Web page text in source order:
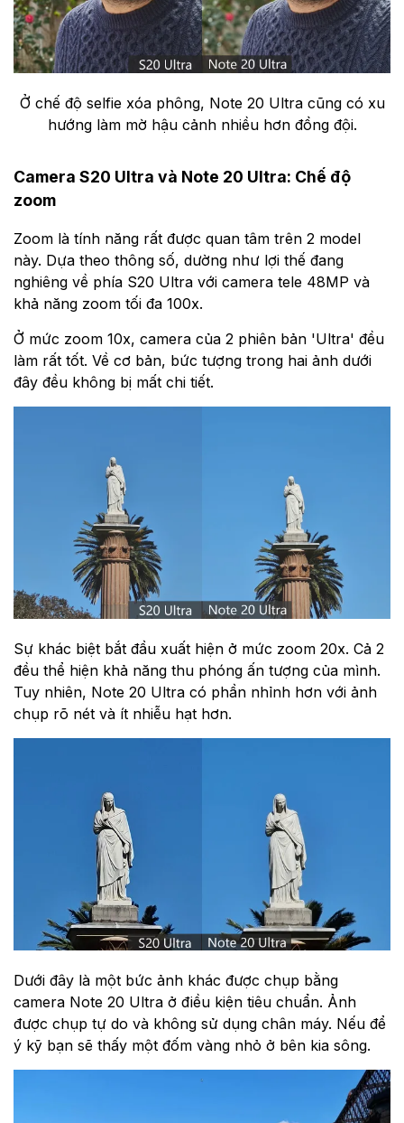
Ở chế độ selfie xóa phông, Note 20 Ultra cũng có xu
hướng làm mờ hậu cảnh nhiều hơn đồng đội.
Camera S20 Ultra và Note 20 Ultra: Chế độ
zoom
Zoom là tính năng rất được quan tâm trên 2 model
này. Dựa theo thông số, dường như lợi thế đang
nghiêng về phía S20 Ultra với camera tele 48MP và
khả năng zoom tối đa 100x.
Ở mức zoom 10x, camera của 2 phiên bản 'Ultra' đều
làm rất tốt. Về cơ bản, bức tượng trong hai ảnh dưới
đây đều không bị mất chi tiết.
Sự khác biệt bắt đầu xuất hiện ở mức zoom 20x. Cả 2
đều thể hiện khả năng thu phóng ấn tượng của mình.
Tuy nhiên, Note 20 Ultra có phần nhỉnh hơn với ảnh
chụp rõ nét và ít nhiễu hạt hơn.
Dưới đây là một bức ảnh khác được chụp bằng
camera Note 20 Ultra ở điều kiện tiêu chuẩn. Ảnh
được chụp tự do và không sử dụng chân máy. Nếu để
ý kỹ bạn sẽ thấy một đốm vàng nhỏ ở bên kia sông.